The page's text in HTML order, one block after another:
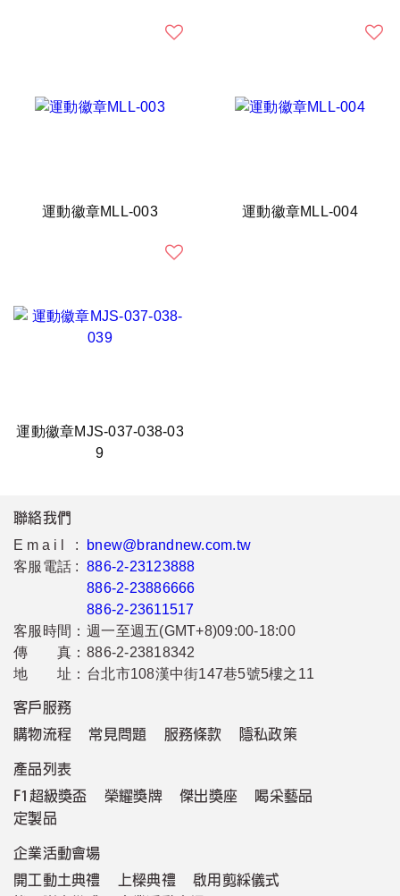
運動徽章MLL-003 運動徽章MLL-004
運動徽章MJS-037-038-03
9
聯絡我們
Email :
bnew@brandnew.com.tw
客服電話 : 886-2-23123888
886-2-23886666
886-2-23611517
客服時間： 週一至週五(GMT+8)09:00-18:00
傳 真： 886-2-23818342
地 址： 台北市108漢中街147巷5號5樓之11
客戶服務
購物流程
常見問題 服務條款 隱私政策
產品列表
F1超級獎盃
榮耀獎牌 傑出獎座
喝采藝品
定製品
企業活動會場
開工動土典禮
上樑典禮 啟用剪綵儀式